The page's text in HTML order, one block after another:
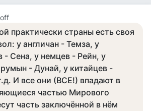
практически страны есть своя
у англичан - Темза, у
- Сена, у немцев - Рейн, у
румын - Дунай, у китайцев -
И все они (ВСЕ!) впадают в
частью Мирового
часть заключённой в нём